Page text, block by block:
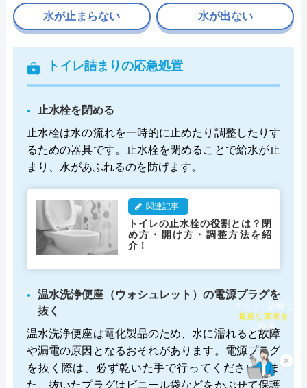
トイレ詰まりの応急処置
止水栓を閉める
止水栓は水の流れを一時的に止めたり調整したりす
るための器具です。止水栓を閉めることで給水が止
まり、水があふれるのを防げます。
関連記事
トイレの止水栓の役割とは？閉
め方・開け方・調整方法を紹
介！
温水洗浄便座（ウォシュレット）の電源プラグを
抜く
温水洗浄便座は電化製品のため、水に濡れると故障
や漏電の原因となるおそれがあります。電源プラグ
を抜く際は、必ず乾いた手で行ってください。ま
た、抜いたプラグはビニール袋などをかぶせて保護
水が止まらない 水が出ない
×
チャット診断で
最適な業者を
ご提案